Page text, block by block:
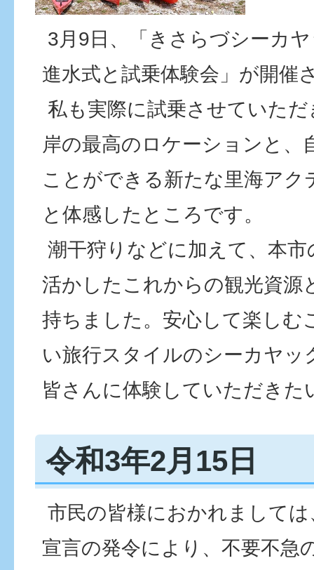
3月9日、「きさらづシーカ
進水式と試乗体験会」が開催
私も実際に試乗させていた
岸の最高のロケーションと、
ことができる新たな里海アク
と体感したところです。
潮干狩りなどに加えて、本
活かしたこれからの観光資源
持ちました。安心して楽しむ
い旅行スタイルのシーカヤッ
皆さんに体験していただきた
令和3年2月15日
市民の皆様におかれまして
宣言の発令により、不要不急